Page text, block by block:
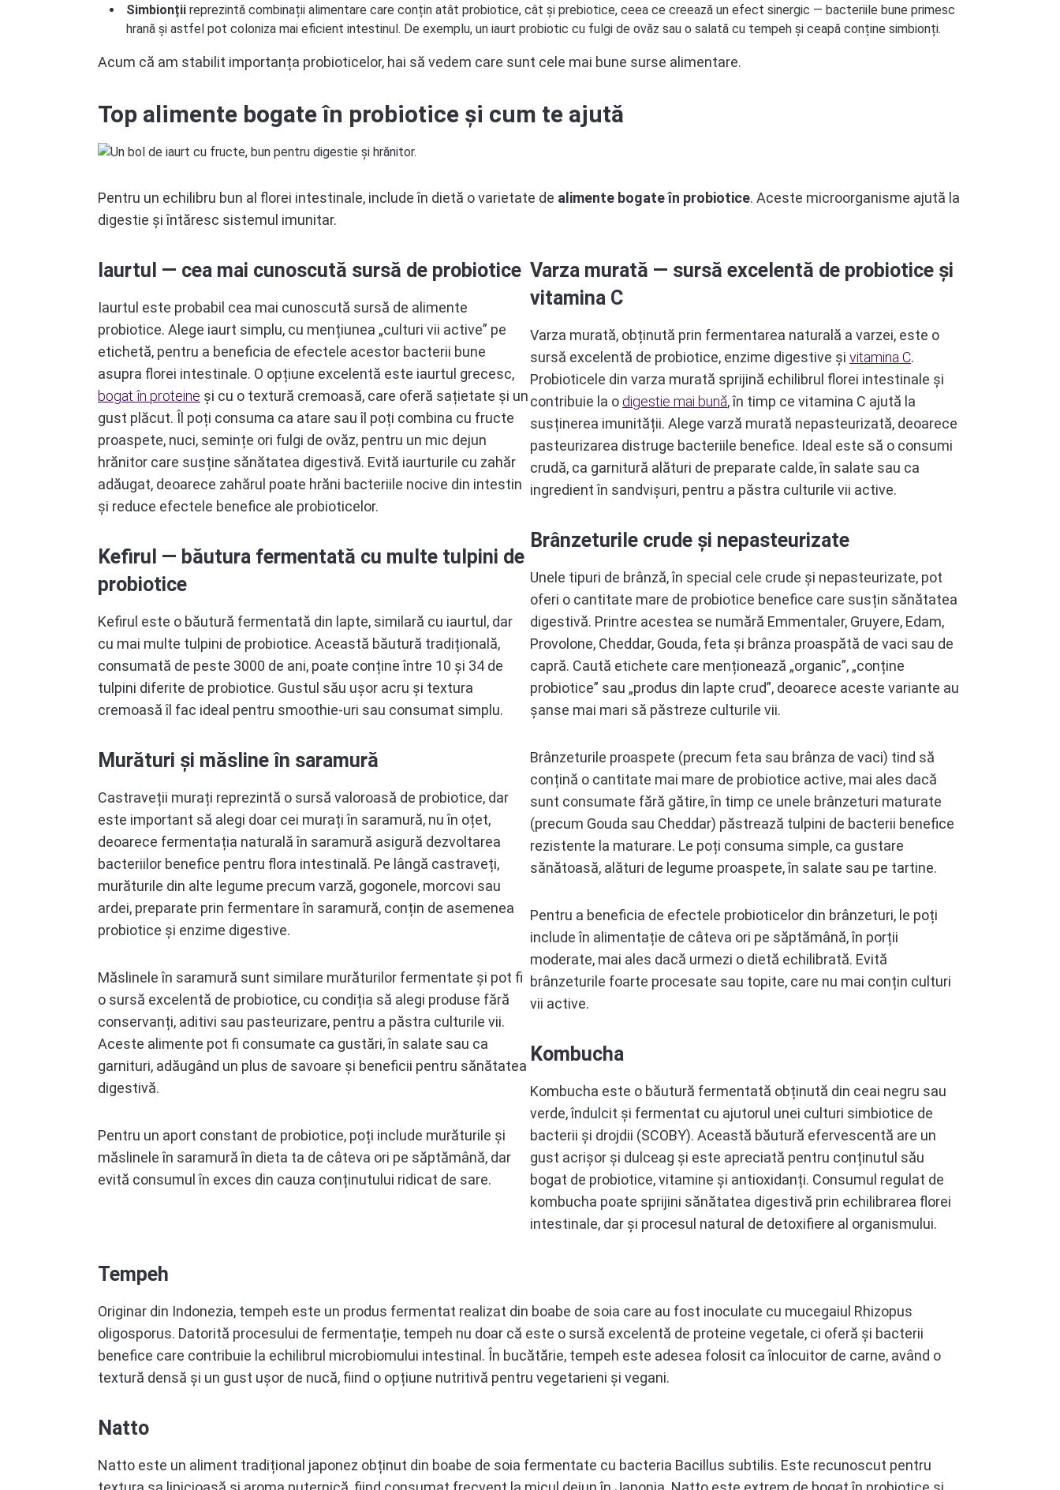
Simbionții reprezintă combinații alimentare care conțin atât probiotice, cât și prebiotice, ceea ce creează un efect sinergic — bacteriile bune primesc
hrană și astfel pot coloniza mai eficient intestinul. De exemplu, un iaurt probiotic cu fulgi de ovăz sau o salată cu tempeh și ceapă conține simbionți.
Acum că am stabilit importanța probioticelor, hai să vedem care sunt cele mai bune surse alimentare.
Top alimente bogate în probiotice și cum te ajută
Pentru un echilibru bun al florei intestinale, include în dietă o varietate de alimente bogate în probiotice. Aceste microorganisme ajută la
digestie și întăresc sistemul imunitar.
Iaurtul — cea mai cunoscută sursă de probiotice
Iaurtul este probabil cea mai cunoscută sursă de alimente
probiotice. Alege iaurt simplu, cu mențiunea „culturi vii active” pe
etichetă, pentru a beneficia de efectele acestor bacterii bune
asupra florei intestinale. O opțiune excelentă este iaurtul grecesc,
bogat în proteine și cu o textură cremoasă, care oferă sațietate și un
gust plăcut. Îl poți consuma ca atare sau îl poți combina cu fructe
proaspete, nuci, semințe ori fulgi de ovăz, pentru un mic dejun
hrănitor care susține sănătatea digestivă. Evită iaurturile cu zahăr
adăugat, deoarece zahărul poate hrăni bacteriile nocive din intestin
și reduce efectele benefice ale probioticelor.
Kefirul — băutura fermentată cu multe tulpini de
probiotice
Kefirul este o băutură fermentată din lapte, similară cu iaurtul, dar
cu mai multe tulpini de probiotice. Această băutură tradițională,
consumată de peste 3000 de ani, poate conține între 10 și 34 de
tulpini diferite de probiotice. Gustul său ușor acru și textura
cremoasă îl fac ideal pentru smoothie-uri sau consumat simplu.
Murături și măsline în saramură
Castraveții murați reprezintă o sursă valoroasă de probiotice, dar
este important să alegi doar cei murați în saramură, nu în oțet,
deoarece fermentația naturală în saramură asigură dezvoltarea
bacteriilor benefice pentru flora intestinală. Pe lângă castraveți,
murăturile din alte legume precum varză, gogonele, morcovi sau
ardei, preparate prin fermentare în saramură, conțin de asemenea
probiotice și enzime digestive.
Măslinele în saramură sunt similare murăturilor fermentate și pot fi
o sursă excelentă de probiotice, cu condiția să alegi produse fără
conservanți, aditivi sau pasteurizare, pentru a păstra culturile vii.
Aceste alimente pot fi consumate ca gustări, în salate sau ca
garnituri, adăugând un plus de savoare și beneficii pentru sănătatea
digestivă.
Pentru un aport constant de probiotice, poți include murăturile și
măslinele în saramură în dieta ta de câteva ori pe săptămână, dar
evită consumul în exces din cauza conținutului ridicat de sare.
Varza murată — sursă excelentă de probiotice și
vitamina C
Varza murată, obținută prin fermentarea naturală a varzei, este o
sursă excelentă de probiotice, enzime digestive și vitamina C.
Probioticele din varza murată sprijină echilibrul florei intestinale și
contribuie la o digestie mai bună, în timp ce vitamina C ajută la
susținerea imunității. Alege varză murată nepasteurizată, deoarece
pasteurizarea distruge bacteriile benefice. Ideal este să o consumi
crudă, ca garnitură alături de preparate calde, în salate sau ca
ingredient în sandvișuri, pentru a păstra culturile vii active.
Brânzeturile crude și nepasteurizate
Unele tipuri de brânză, în special cele crude și nepasteurizate, pot
oferi o cantitate mare de probiotice benefice care susțin sănătatea
digestivă. Printre acestea se numără Emmentaler, Gruyere, Edam,
Provolone, Cheddar, Gouda, feta și brânza proaspătă de vaci sau de
capră. Caută etichete care menționează „organic”, „conține
probiotice” sau „produs din lapte crud”, deoarece aceste variante au
șanse mai mari să păstreze culturile vii.
Brânzeturile proaspete (precum feta sau brânza de vaci) tind să
conțină o cantitate mai mare de probiotice active, mai ales dacă
sunt consumate fără gătire, în timp ce unele brânzeturi maturate
(precum Gouda sau Cheddar) păstrează tulpini de bacterii benefice
rezistente la maturare. Le poți consuma simple, ca gustare
sănătoasă, alături de legume proaspete, în salate sau pe tartine.
Pentru a beneficia de efectele probioticelor din brânzeturi, le poți
include în alimentație de câteva ori pe săptămână, în porții
moderate, mai ales dacă urmezi o dietă echilibrată. Evită
brânzeturile foarte procesate sau topite, care nu mai conțin culturi
vii active.
Kombucha
Kombucha este o băutură fermentată obținută din ceai negru sau
verde, îndulcit și fermentat cu ajutorul unei culturi simbiotice de
bacterii și drojdii (SCOBY). Această băutură efervescentă are un
gust acrișor și dulceag și este apreciată pentru conținutul său
bogat de probiotice, vitamine și antioxidanți. Consumul regulat de
kombucha poate sprijini sănătatea digestivă prin echilibrarea florei
intestinale, dar și procesul natural de detoxifiere al organismului.
Tempeh
Originar din Indonezia, tempeh este un produs fermentat realizat din boabe de soia care au fost inoculate cu mucegaiul Rhizopus
oligosporus. Datorită procesului de fermentație, tempeh nu doar că este o sursă excelentă de proteine vegetale, ci oferă și bacterii
benefice care contribuie la echilibrul microbiomului intestinal. În bucătărie, tempeh este adesea folosit ca înlocuitor de carne, având o
textură densă și un gust ușor de nucă, fiind o opțiune nutritivă pentru vegetarieni și vegani.
Natto
Natto este un aliment tradițional japonez obținut din boabe de soia fermentate cu bacteria Bacillus subtilis. Este recunoscut pentru